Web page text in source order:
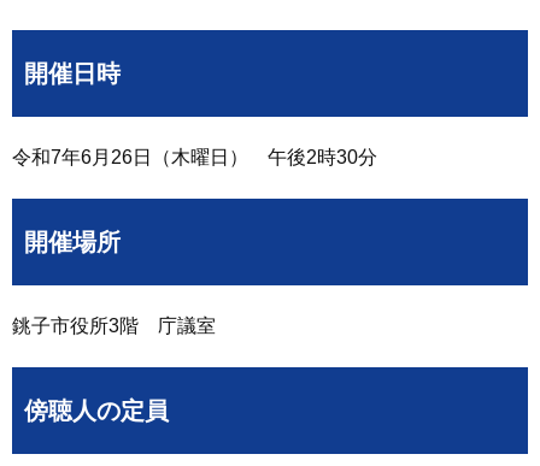
開催日時
令和7年6月26日（木曜日） 午後2時30分
開催場所
銚子市役所3階 庁議室
傍聴人の定員